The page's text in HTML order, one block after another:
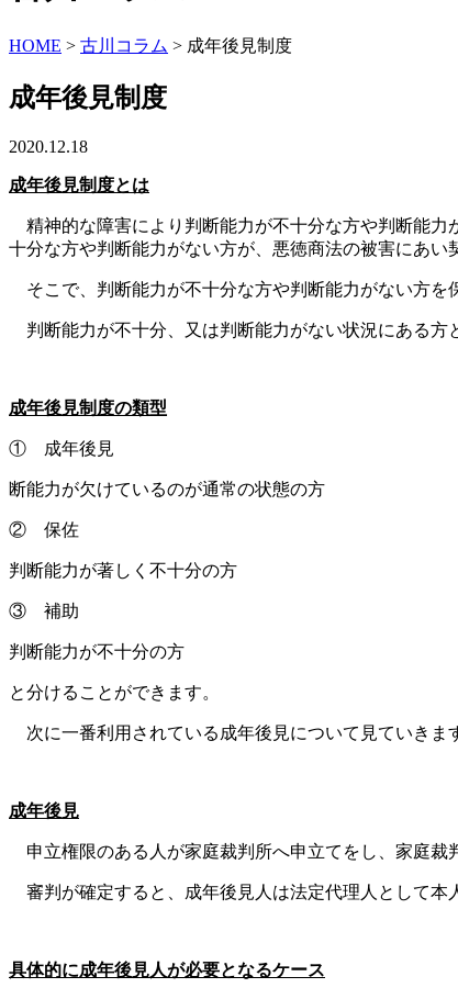
HOME > 古川コラム > 成年後見制度
成年後見制度
2020.12.18
成年後見制度とは
精神的な障害により判断能力が不十分な方や判断能力
十分な方や判断能力がない方が、悪徳商法の被害にあい
そこで、判断能力が不十分な方や判断能力がない方を
判断能力が不十分、又は判断能力がない状況にある方
成年後見制度の類型
① 成年後見
断能力が欠けているのが通常の状態の方
② 保佐
判断能力が著しく不十分の方
③ 補助
判断能力が不十分の方
と分けることができます。
次に一番利用されている成年後見について見ていきま
成年後見
申立権限のある人が家庭裁判所へ申立てをし、家庭裁
審判が確定すると、成年後見人は法定代理人として本
具体的に成年後見人が必要となるケース